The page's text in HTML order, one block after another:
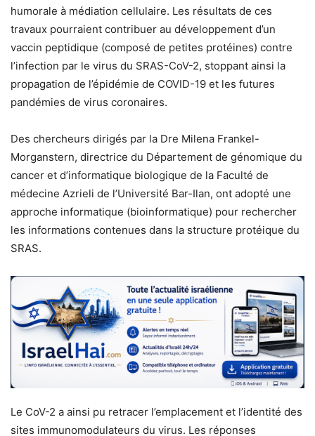
humorale à médiation cellulaire. Les résultats de ces
travaux pourraient contribuer au développement d’un
vaccin peptidique (composé de petites protéines) contre
l’infection par le virus du SRAS-CoV-2, stoppant ainsi la
propagation de l’épidémie de COVID-19 et les futures
pandémies de virus coronaires.
Des chercheurs dirigés par la Dre Milena Frankel-
Morganstern, directrice du Département de génomique du
cancer et d’informatique biologique de la Faculté de
médecine Azrieli de l’Université Bar-Ilan, ont adopté une
approche informatique (bioinformatique) pour rechercher
les informations contenues dans la structure protéique du
SRAS.
Le CoV-2 a ainsi pu retracer l’emplacement et l’identité des
sites immunomodulateurs du virus. Les réponses